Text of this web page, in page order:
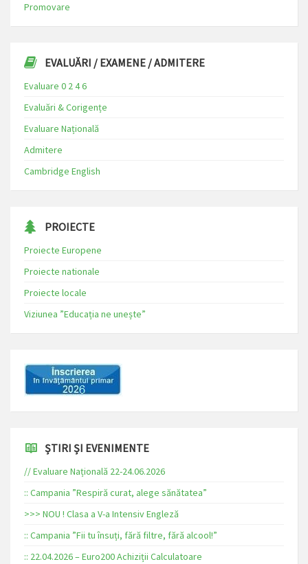
Promovare
EVALUĂRI / EXAMENE / ADMITERE
Evaluare 0 2 4 6
Evaluări & Corigențe
Evaluare Națională
Admitere
Cambridge English
PROIECTE
Proiecte Europene
Proiecte nationale
Proiecte locale
Viziunea ”Educația ne unește”
ȘTIRI ȘI EVENIMENTE
// Evaluare Națională 22-24.06.2026
:: Campania ”Respiră curat, alege sănătatea”
>>> NOU ! Clasa a V-a Intensiv Engleză
:: Campania ”Fii tu însuți, fără filtre, fără alcool!”
:: 22.04.2026 – Euro200 Achiziții Calculatoare